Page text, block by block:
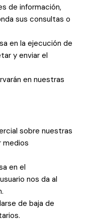
de información,
sus consultas o
en la ejecución de
y enviar el
en nuestras
sobre nuestras
medios
en el
nos da al
de baja de